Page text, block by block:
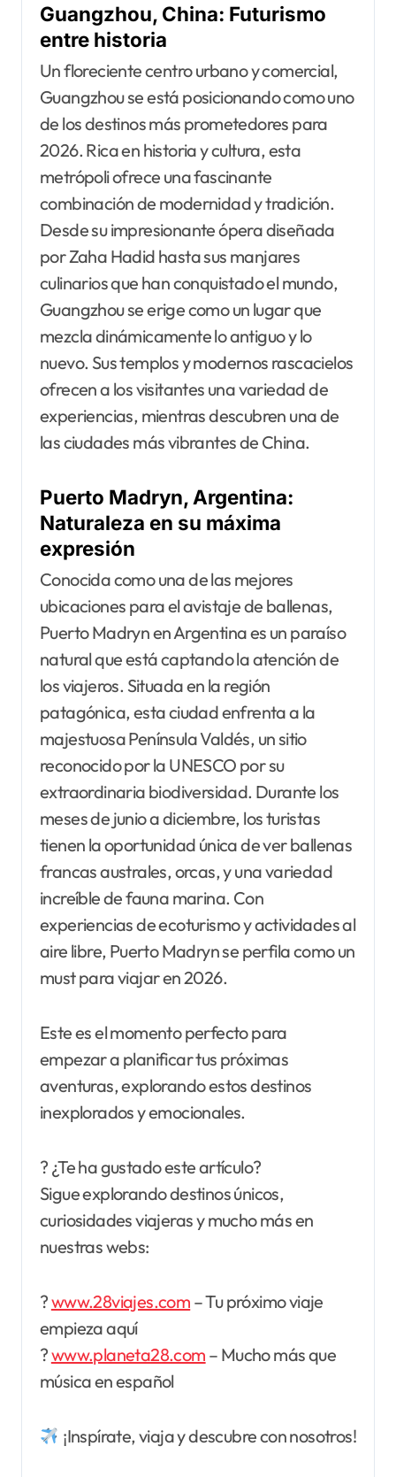
Guangzhou, China: Futurismo
entre historia
Un floreciente centro urbano y comercial,
Guangzhou se está posicionando como uno
de los destinos más prometedores para
2026. Rica en historia y cultura, esta
metrópoli ofrece una fascinante
combinación de modernidad y tradición.
Desde su impresionante ópera diseñada
por Zaha Hadid hasta sus manjares
culinarios que han conquistado el mundo,
Guangzhou se erige como un lugar que
mezcla dinámicamente lo antiguo y lo
nuevo. Sus templos y modernos rascacielos
ofrecen a los visitantes una variedad de
experiencias, mientras descubren una de
las ciudades más vibrantes de China.
Puerto Madryn, Argentina:
Naturaleza en su máxima
expresión
Conocida como una de las mejores
ubicaciones para el avistaje de ballenas,
Puerto Madryn en Argentina es un paraíso
natural que está captando la atención de
los viajeros. Situada en la región
patagónica, esta ciudad enfrenta a la
majestuosa Península Valdés, un sitio
reconocido por la UNESCO por su
extraordinaria biodiversidad. Durante los
meses de junio a diciembre, los turistas
tienen la oportunidad única de ver ballenas
francas australes, orcas, y una variedad
increíble de fauna marina. Con
experiencias de ecoturismo y actividades al
aire libre, Puerto Madryn se perfila como un
must para viajar en 2026.
Este es el momento perfecto para
empezar a planificar tus próximas
aventuras, explorando estos destinos
inexplorados y emocionales.
? ¿Te ha gustado este artículo?
Sigue explorando destinos únicos,
curiosidades viajeras y mucho más en
nuestras webs:
?www.28viajes.com – Tu próximo viaje
empieza aquí
?www.planeta28.com – Mucho más que
música en español
¡Inspírate, viaja y descubre con nosotros!